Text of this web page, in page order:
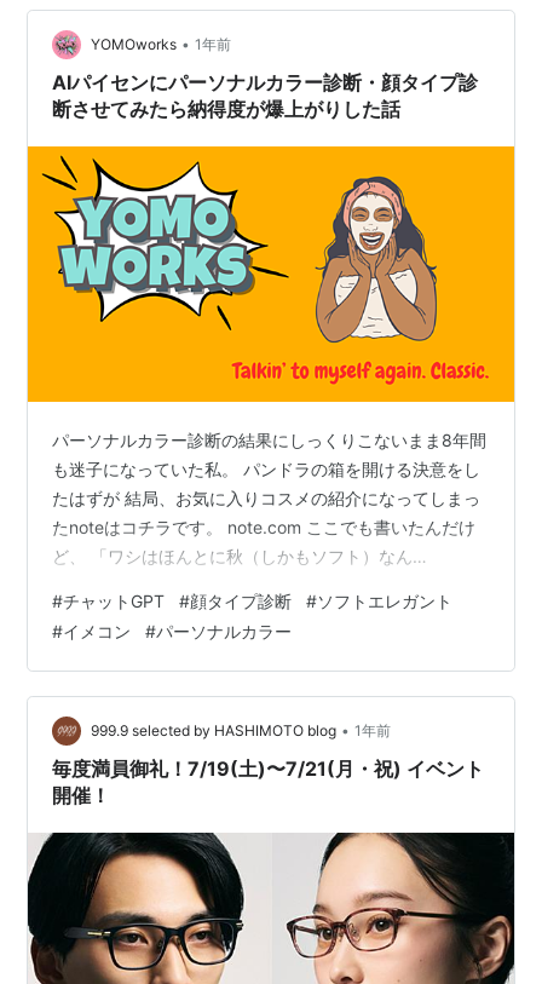
トでした～！ エレガントタイプは 芸能人でいうと 土屋
太鳳ちゃん武井咲ちゃん 中村アンちゃんに北川景
子！！！ 北川景子！（大事なんで二回言う） びっくり！
ここ…
YOMOworks • 1年前
AIパイセンにパーソナルカラー診断・顔タイプ診
断させてみたら納得度が爆上がりした話
パーソナルカラー診断の結果にしっくりこないまま8年間
も迷子になっていた私。 パンドラの箱を開ける決意をし
たはずが 結局、お気に入りコスメの紹介になってしまっ
たnoteはコチラです。 note.com ここでも書いたんだけ
ど、 「ワシはほんとに秋（しかもソフト）なん
せ8年も続いたので一人称もワシになってしまいました。
そんなある日。「いっそChatGPTパイセンに診てもらえ
ばいいんじゃ？」ふと思いつき、すっぴん自画像をAIパ
イセンに送りつけてみたら・・・・ 想像以上に納得度が
高くて笑ってしまったんですよね。って話です。 迷子の
きっかけ なんか…
#チャットGPT #顔タイプ診断 #ソフトエレガント
#イメコン #パーソナルカラー
999.9 selected by HASHIMOTO blog • 1年前
毎度満員御礼！7/19(土)〜7/21(月・祝) イベント
開催！